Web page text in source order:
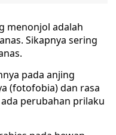
menonjol adalah
Sikapnya sering
pada anjing
(fotofobia) dan rasa
perubahan prilaku